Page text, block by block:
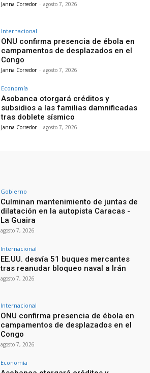
Janna Corredor - agosto 7, 2026
Internacional
ONU confirma presencia de ébola en
campamentos de desplazados en el
Congo
Janna Corredor - agosto 7, 2026
Economía
Asobanca otorgará créditos y
subsidios a las familias damnificadas
tras doblete sísmico
Janna Corredor - agosto 7, 2026
Gobierno
Culminan mantenimiento de juntas de
dilatación en la autopista Caracas -
La Guaira
agosto 7, 2026
Internacional
EE.UU. desvía 51 buques mercantes
tras reanudar bloqueo naval a Irán
agosto 7, 2026
Internacional
ONU confirma presencia de ébola en
campamentos de desplazados en el
Congo
agosto 7, 2026
Economía